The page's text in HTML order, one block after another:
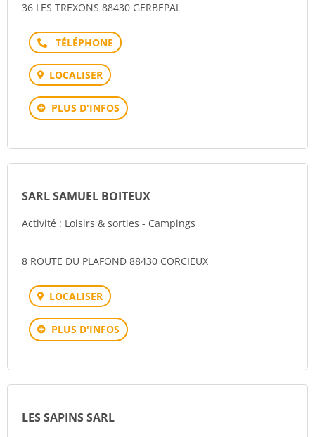
36 LES TREXONS 88430 GERBEPAL
Téléphone
LOCALISER
PLUS D'INFOS
SARL SAMUEL BOITEUX
Activité : Loisirs & sorties - Campings
8 ROUTE DU PLAFOND 88430 CORCIEUX
LOCALISER
PLUS D'INFOS
LES SAPINS SARL